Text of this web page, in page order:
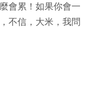
會累 ！如果你會一
不信，大米，我問